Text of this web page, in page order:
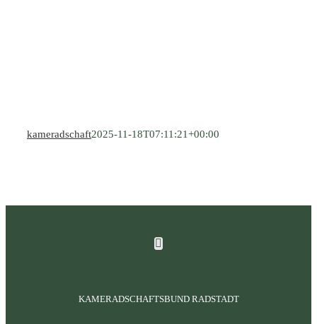
kameradschaft2025-11-18T07:11:21+00:00
KAMERADSCHAFTSBUND RADSTADT